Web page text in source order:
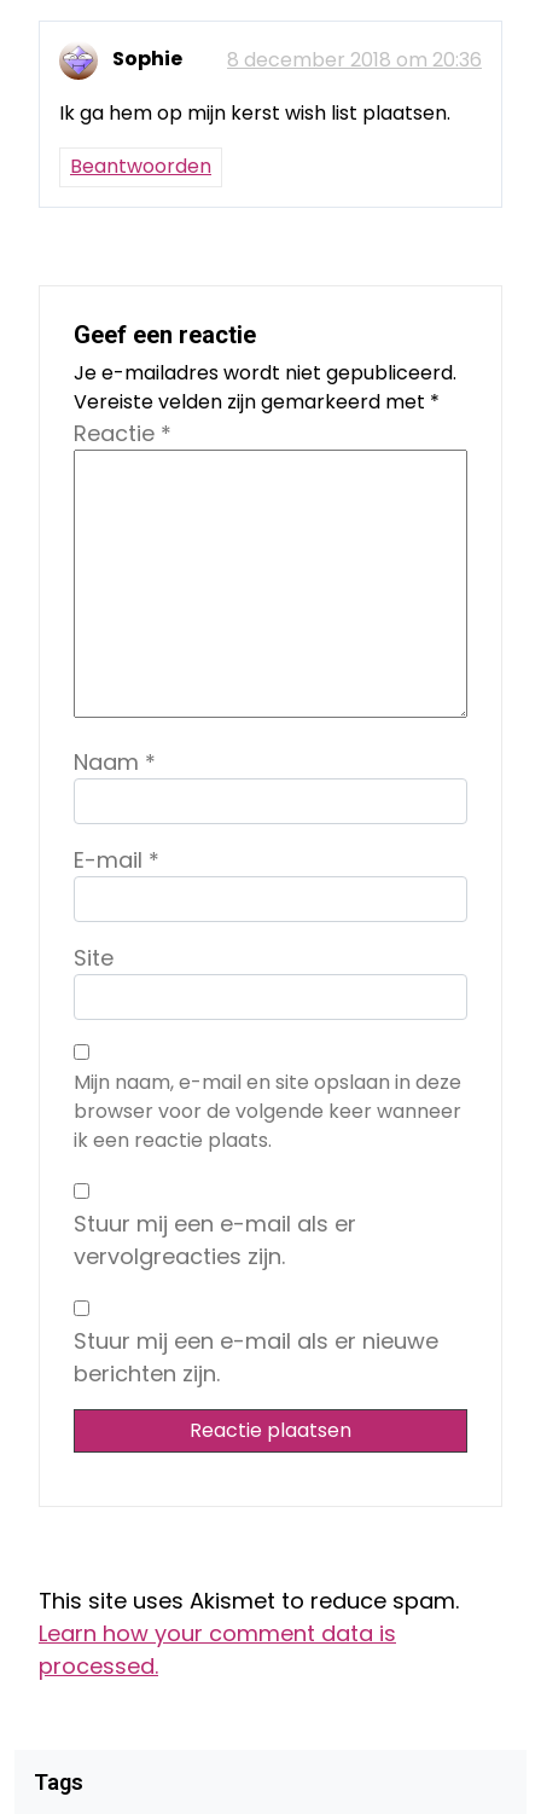
Sophie
8 december 2018 om 20:36
Ik ga hem op mijn kerst wish list plaatsen.
Beantwoorden
Geef een reactie
Je e-mailadres wordt niet gepubliceerd.
Vereiste velden zijn gemarkeerd met *
Reactie *
Naam *
E-mail *
Site
Mijn naam, e-mail en site opslaan in deze
browser voor de volgende keer wanneer
ik een reactie plaats.
Stuur mij een e-mail als er
vervolgreacties zijn.
Stuur mij een e-mail als er nieuwe
berichten zijn.
This site uses Akismet to reduce spam.
Learn how your comment data is
processed.
Tags